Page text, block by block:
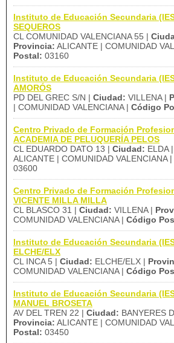
Instituto de Educación Secundaria
SEQUEROS
CL COMUNIDAD VALENCIANA 55 |
Provincia: ALICANTE | COMUNIDAD
Postal: 03160
Instituto de Educación Secundaria
AMORÓS
PD DEL GREC S/N | Ciudad: VILLENA |
| COMUNIDAD VALENCIANA | Código
Centro Privado de Formación
ACADEMIA DE PELUQUERÍA PELOS
CL EDUARDO DATO 13 | Ciudad: ELDA |
ALICANTE | COMUNIDAD VALENCIANA |
03600
Centro Privado de Formación
VICENTE MILLA MILLA
CL BLASCO 31 | Ciudad: VILLENA |
COMUNIDAD VALENCIANA | Código
Instituto de Educación Secundaria
ELCHE/ELX
CL INCA 5 | Ciudad: ELCHE/ELX |
COMUNIDAD VALENCIANA | Código
Instituto de Educación Secundaria
MANUEL BROSETA
AV DEL TREN 22 | Ciudad: BANYERES
Provincia: ALICANTE | COMUNIDAD
Postal: 03450